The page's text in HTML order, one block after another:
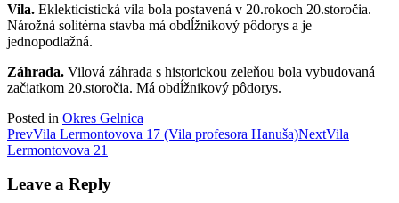
Vila. Eklekticistická vila bola postavená v 20.rokoch 20.storočia.
Nárožná solitérna stavba má obdĺžnikový pôdorys a je
jednopodlažná.
Záhrada. Vilová záhrada s historickou zeleňou bola vybudovaná
začiatkom 20.storočia. Má obdĺžnikový pôdorys.
Posted in Okres Gelnica
Post
navigation
PrevVila Lermontovova 17 (Vila profesora Hanuša)NextVila
Lermontovova 21
Leave a Reply